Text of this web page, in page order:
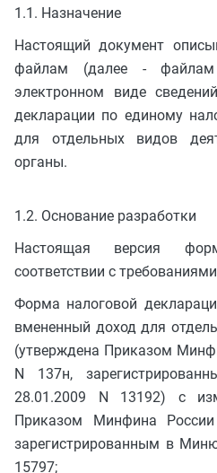
1.1. Назначение
Настоящий документ
файлам (далее -
электронном виде
декларации по единому
для отдельных видов
органы.
1.2. Основание разработки
Настоящая версия
соответствии с
Форма налоговой
вмененный доход для
(утверждена Приказом
N 137н,
28.01.2009 N 13192) с
Приказом Минфина
зарегистрированным в
15797;